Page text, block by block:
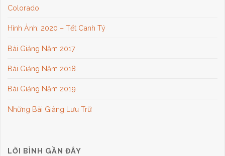
Colorado
Hình Ảnh: 2020 – Tết Canh Tý
Bài Giảng Năm 2017
Bài Giảng Năm 2018
Bài Giảng Năm 2019
Những Bài Giảng Lưu Trữ
LỜI BÌNH GẦN ĐÂY